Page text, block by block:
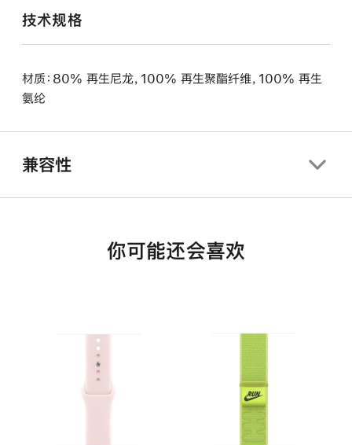
技术规格
材质：80% 再生尼龙，100% 再生聚酯纤维，100% 再生
氨纶
兼容性
你可能还会喜欢